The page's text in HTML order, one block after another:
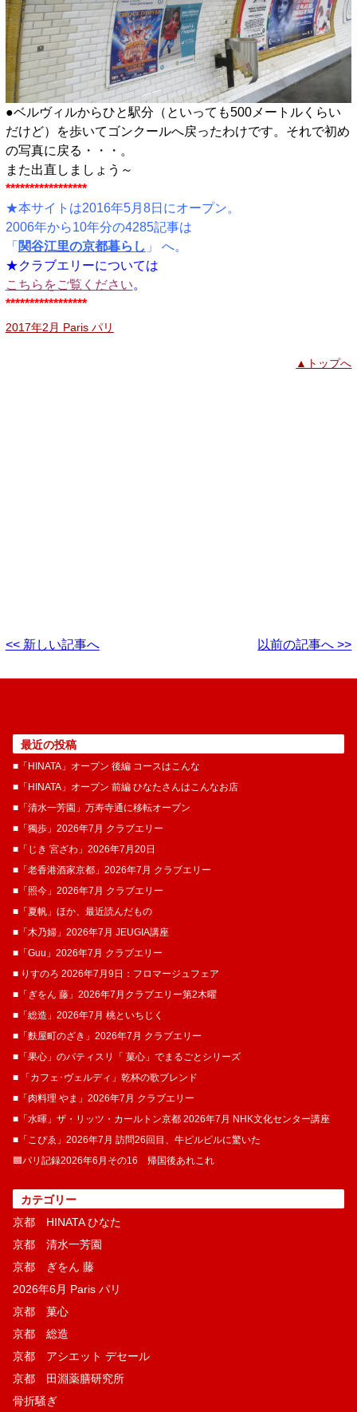
●ベルヴィルからひと駅分（といっても500メートルくらい
だけど）を歩いてゴンクールへ戻ったわけです。それで初め
の写真に戻る・・・。
また出直しましょう～
*****************
★本サイトは2016年5月8日にオープン。
2006年から10年分の4285記事は
「 関谷江里の京都暮らし 」 へ。
★クラブエリーについては
こちらをご覧ください。
*****************
2017年2月 Paris パリ
▲トップへ
<< 新しい記事へ 以前の記事へ >>
最近の投稿
■「HINATA」オープン 後編 コースはこんな
■「HINATA」オープン 前編 ひなたさんはこんなお店
■「清水一芳園」万寿寺通に移転オープン
■「獨歩」2026年7月 クラブエリー
■「じき 宮ざわ」2026年7月20日
■「老香港酒家京都」2026年7月 クラブエリー
■「照今」2026年7月 クラブエリー
■「夏帆」ほか、最近読んだもの
■「木乃婦」2026年7月 JEUGIA講座
■「Guu」2026年7月 クラブエリー
■ りすのろ 2026年7月9日：フロマージュフェア
■「ぎをん 藤」2026年7月クラブエリー第2木曜
■「総造」2026年7月 桃といちじく
■「麩屋町のざき」2026年7月 クラブエリー
■「果心」のパティスリ「 菓​心」でまるごとシリーズ
■ 「カフェ･ヴェルディ」乾杯の歌ブレンド
■「肉料理 やま」2026年7月 クラブエリー
■「水暉」ザ・リッツ・カールトン京都 2026年7月 NHK文化センター講座
■「こぴゑ」2026年7月 訪問26回目、牛ピルピルに驚いた
🟦パリ記録2026年6月その16 帰国後あれこれ
カテゴリー
京都 HINATA ひなた
京都 清水一芳園
京都 ぎをん 藤
2026年6月 Paris パリ
京都 菓​心
京都 総造
京都 アシエット デセール
京都 田淵薬膳研究所
骨折騒ぎ